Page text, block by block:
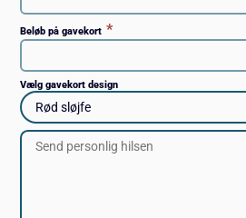
Beløb på gavekort *
Vælg gavekort design